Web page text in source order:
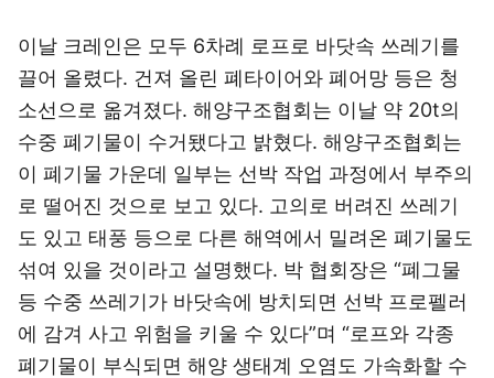
이날 크레인은 모두 6차례 로프로 바닷속 쓰레기를
끌어 올렸다. 건져 올린 폐타이어와 폐어망 등은 청
소선으로 옮겨졌다. 해양구조협회는 이날 약 20t의
수중 폐기물이 수거됐다고 밝혔다. 해양구조협회는
이 폐기물 가운데 일부는 선박 작업 과정에서 부주의
로 떨어진 것으로 보고 있다. 고의로 버려진 쓰레기
도 있고 태풍 등으로 다른 해역에서 밀려온 폐기물도
섞여 있을 것이라고 설명했다. 박 협회장은 “폐그물
등 수중 쓰레기가 바닷속에 방치되면 선박 프로펠러
에 감겨 사고 위험을 키울 수 있다”며 “로프와 각종
폐기물이 부식되면 해양 생태계 오염도 가속화할 수